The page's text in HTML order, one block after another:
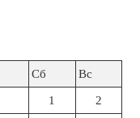
Сб Вс
1 2